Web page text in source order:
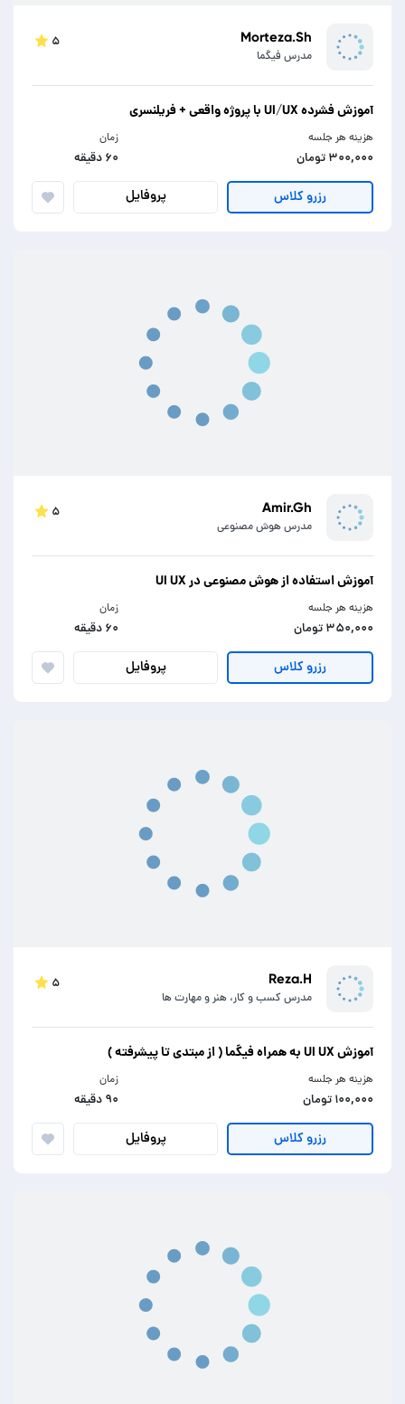
Morteza.Sh
مدرس فیگما
۵
آموزش فشرده UI/UX با پروژه واقعی + فریلنسری
هزینه هر جلسه
۳۰۰,۰۰۰ تومان
زمان
۶۰ دقیقه
رزرو کلاس پروفایل
Amir.Gh
مدرس هوش مصنوعی
۵
آموزش استفاده از هوش مصنوعی در UI UX
هزینه هر جلسه
۳۵۰,۰۰۰ تومان
زمان
۶۰ دقیقه
رزرو کلاس پروفایل
Reza.H
مدرس کسب و کار، هنر و مهارت ها
۵
آموزش UI UX به همراه فیگما ( از مبتدی تا پیشرفته )
هزینه هر جلسه
۱۰۰,۰۰۰ تومان
زمان
۹۰ دقیقه
رزرو کلاس پروفایل